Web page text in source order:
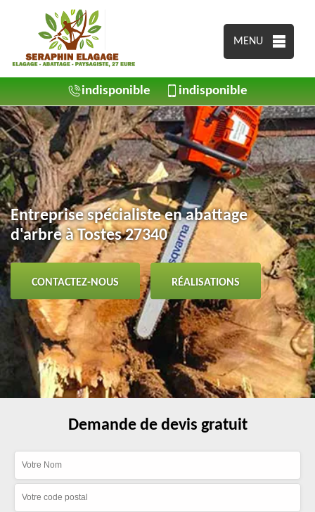
MENU
indisponible indisponible
Entreprise spécialiste en abattage
d'arbre à Tostes 27340
CONTACTEZ-NOUS RÉALISATIONS
Demande de devis gratuit